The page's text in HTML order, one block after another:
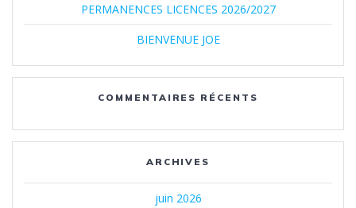
PERMANENCES LICENCES 2026/2027
BIENVENUE JOE
COMMENTAIRES RÉCENTS
ARCHIVES
juin 2026